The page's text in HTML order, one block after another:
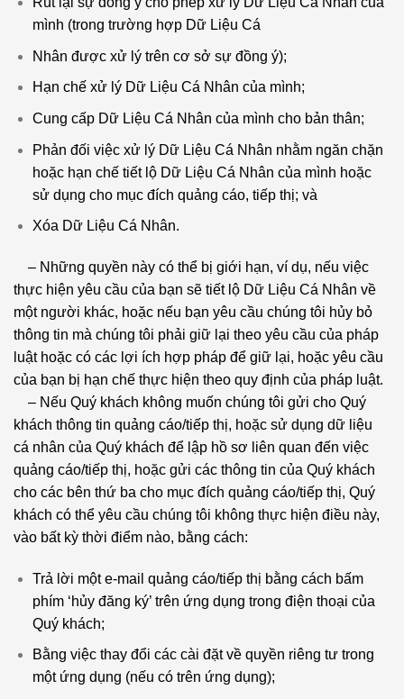
mình (trong trường hợp Dữ Liệu Cá
Nhân được xử lý trên cơ sở sự đồng ý);
Hạn chế xử lý Dữ Liệu Cá Nhân của mình;
Cung cấp Dữ Liệu Cá Nhân của mình cho bản thân;
Phản đối việc xử lý Dữ Liệu Cá Nhân nhằm ngăn chặn
hoặc hạn chế tiết lộ Dữ Liệu Cá Nhân của mình hoặc
sử dụng cho mục đích quảng cáo, tiếp thị; và
Xóa Dữ Liệu Cá Nhân.
– Những quyền này có thể bị giới hạn, ví dụ, nếu việc
thực hiện yêu cầu của bạn sẽ tiết lộ Dữ Liệu Cá Nhân về
một người khác, hoặc nếu bạn yêu cầu chúng tôi hủy bỏ
thông tin mà chúng tôi phải giữ lại theo yêu cầu của pháp
luật hoặc có các lợi ích hợp pháp để giữ lại, hoặc yêu cầu
của bạn bị hạn chế thực hiện theo quy định của pháp luật.
– Nếu Quý khách không muốn chúng tôi gửi cho Quý
khách thông tin quảng cáo/tiếp thị, hoặc sử dụng dữ liệu
cá nhân của Quý khách để lập hồ sơ liên quan đến việc
quảng cáo/tiếp thị, hoặc gửi các thông tin của Quý khách
cho các bên thứ ba cho mục đích quảng cáo/tiếp thị, Quý
khách có thể yêu cầu chúng tôi không thực hiện điều này,
vào bất kỳ thời điểm nào, bằng cách:
Trả lời một e-mail quảng cáo/tiếp thị bằng cách bấm
phím ‘hủy đăng ký’ trên ứng dụng trong điện thoại của
Quý khách;
Bằng việc thay đổi các cài đặt về quyền riêng tư trong
một ứng dụng (nếu có trên ứng dụng);